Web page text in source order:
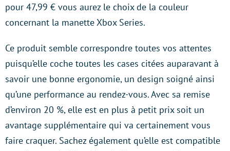
pour 47,99 € vous aurez le choix de la couleur
concernant la manette Xbox Series.
Ce produit semble correspondre toutes vos attentes
puisqu’elle coche toutes les cases citées auparavant à
savoir une bonne ergonomie, un design soigné ainsi
qu’une performance au rendez-vous. Avec sa remise
d’environ 20 %, elle est en plus à petit prix soit un
avantage supplémentaire qui va certainement vous
faire craquer. Sachez également qu’elle est compatible